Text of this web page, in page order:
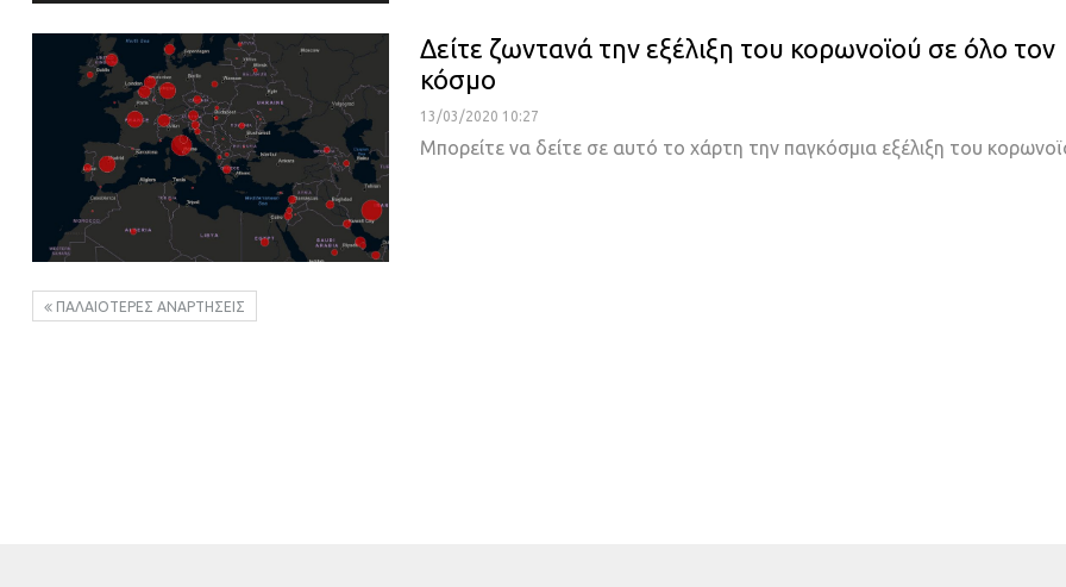
Δείτε ζωντανά την εξέλιξη του κορωνοϊού σε όλο τον
κόσμο
13/03/2020 10:27
Μπορείτε να δείτε σε αυτό το χάρτη την παγκόσμια εξέλιξη του
ΠΑΛΑΙΌΤΕΡΕΣ ΑΝΑΡΤΉΣΕΙΣ